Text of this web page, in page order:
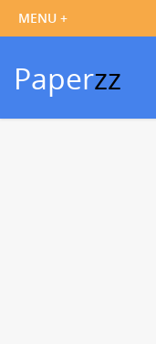
Paperzz